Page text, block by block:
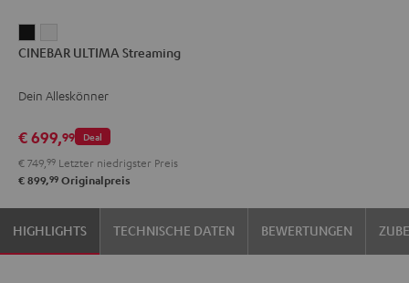
ULTIMA
Schwarz
ULTIMA
Weiß
CINEBAR ULTIMA Streaming
Dein Alleskönner
Deal
€ 699,99
€ 749, 99 Letzter niedrigster Preis
€ 899,99 Originalpreis
HIGHLIGHTS TECHNISCHE DATEN BEWERTUNGEN